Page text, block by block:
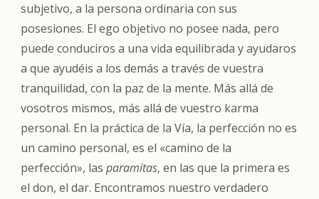
subjetivo, a la persona ordinaria con sus
posesiones. El ego objetivo no posee nada, pero
puede conduciros a una vida equilibrada y ayudaros
a que ayudéis a los demás a través de vuestra
tranquilidad, con la paz de la mente. Más allá de
vosotros mismos, más allá de vuestro karma
personal. En la práctica de la Vía, la perfección no es
un camino personal, es el «camino de la
perfección», las paramitas, en las que la primera es
el don, el dar. Encontramos nuestro verdadero